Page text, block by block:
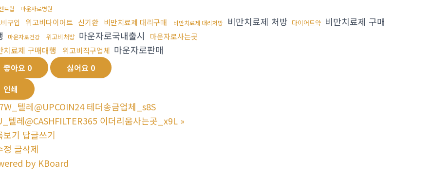
트립 마운자로병원
구입 위고비다이어트 신기환 비만치료제 대리구매 비만치료제 대리처방 비만치료제 처방 다이어트약 비만치료제 구매
마운자로건강 위고비처방 마운자로국내출시 마운자로사는곳
치료제 구매대행 위고비직구업체 마운자로판매
좋아요 0 싫어요 0
인쇄
텔레@UPCOIN24 테더송금업체_s8S
텔레@CASHFILTER365 이더리움사는곳_x9L »
보기 답글쓰기
정 글삭제
by KBoard